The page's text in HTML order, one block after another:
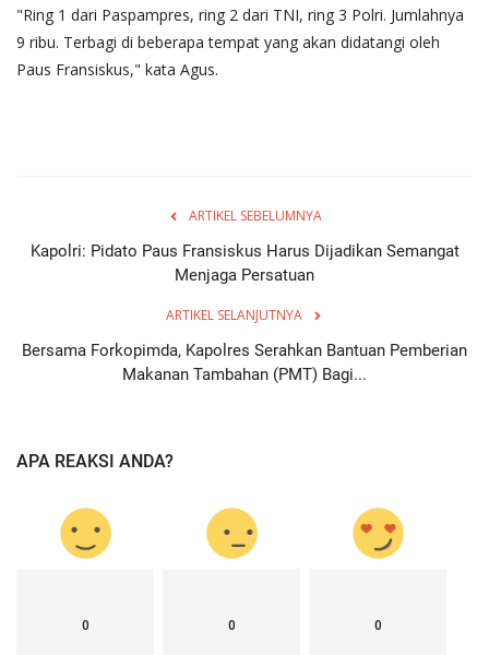
"Ring 1 dari Paspampres, ring 2 dari TNI, ring 3 Polri. Jumlahnya
9 ribu. Terbagi di beberapa tempat yang akan didatangi oleh
Paus Fransiskus," kata Agus.
ARTIKEL SEBELUMNYA
Kapolri: Pidato Paus Fransiskus Harus Dijadikan Semangat
Menjaga Persatuan
ARTIKEL SELANJUTNYA
Bersama Forkopimda, Kapolres Serahkan Bantuan Pemberian
Makanan Tambahan (PMT) Bagi...
APA REAKSI ANDA?
0 0 0